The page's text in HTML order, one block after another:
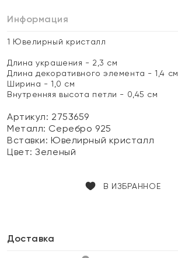
Информация
1 Ювелирный кристалл
Длина украшения - 2,3 см
Длина декоративного элемента - 1,4 см
Ширина - 1,0 см
Внутренняя высота петли - 0,45 см
Артикул: 2753659
Металл: Серебро 925
Вставки:Ювелирный кристалл
Цвет:Зеленый
В ИЗБРАННОЕ
Доставка